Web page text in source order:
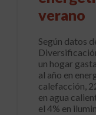
verano
Según datos
un hogar
al año en
calefacción,
en agua
el 4% en